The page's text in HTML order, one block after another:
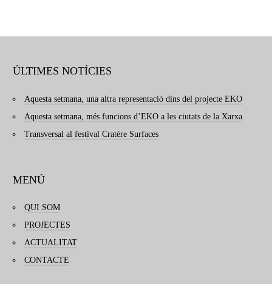
ÚLTIMES NOTÍCIES
Aquesta setmana, una altra representació dins del projecte EKO
Aquesta setmana, més funcions d’EKO a les ciutats de la Xarxa
Transversal al festival Cratère Surfaces
MENÚ
QUI SOM
PROJECTES
ACTUALITAT
CONTACTE